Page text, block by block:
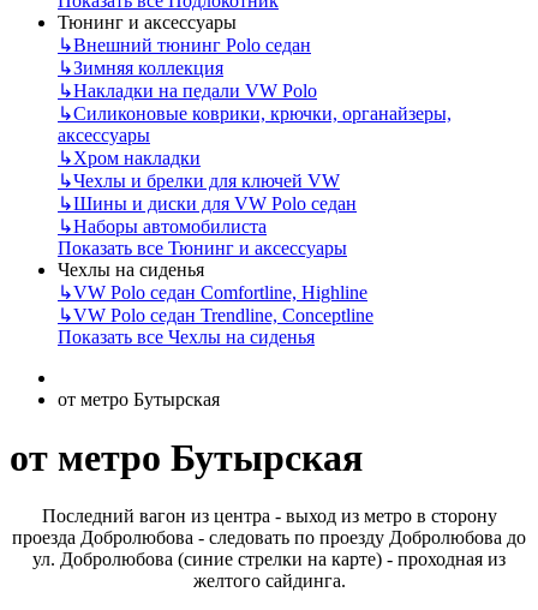
Тюнинг и аксессуары
↳Внешний тюнинг Polo седан
↳Зимняя коллекция
↳Накладки на педали VW Polo
↳Силиконовые коврики, крючки, органайзеры,
аксессуары
↳Хром накладки
↳Чехлы и брелки для ключей VW
↳Шины и диски для VW Polo седан
↳Наборы автомобилиста
Показать все Тюнинг и аксессуары
Чехлы на сиденья
↳VW Polo седан Comfortline, Highline
↳VW Polo седан Trendline, Conceptline
Показать все Чехлы на сиденья
от метро Бутырская
от метро Бутырская
Последний вагон из центра - выход из метро в сторону
проезда Добролюбова - следовать по проезду Добролюбова до
ул. Добролюбова (синие стрелки на карте) - проходная из
желтого сайдинга.